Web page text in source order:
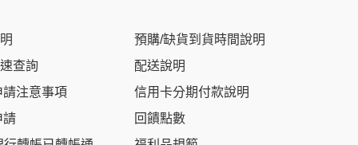
查詢
注意事項
請
預購/缺貨到貨時間說明
配送說明
信用卡分期付款說明
回饋點數